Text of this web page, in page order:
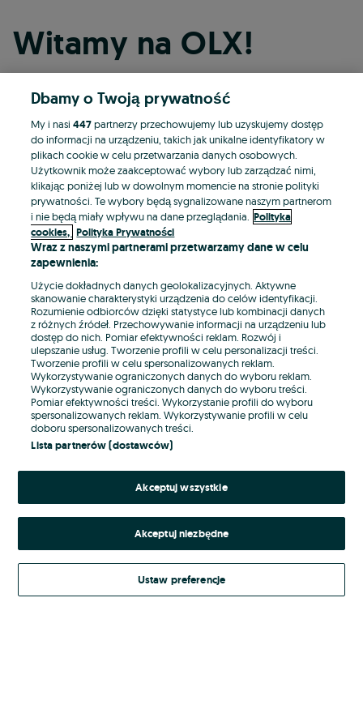
Witamy na OLX!
Kontynuuj przez Facebooka
Kontynuuj przez konto Apple
Kontynuuj przez konto Google
LUB
E-mail
Hasło
Nie pamiętasz hasła?
Zaloguj się
Kontynuując za pośrednictwem jednego z dostawców wskazanych powyżej,
Regulamin serwisuOLX.pl w jego aktualnym brzmieniu.
Dbamy o Twoją prywatność
My i nasi447partnerzy przechowujemy lub uzyskujemy dostęp
do informacji na urządzeniu, takich jak unikalne identyfikatory w
plikach cookie w celu przetwarzania danych osobowych.
Użytkownik może zaakceptować wybory lub zarządzać nimi,
klikając poniżej lub w dowolnym momencie na stronie polityki
prywatności. Te wybory będą sygnalizowane naszym partnerom
i nie będą miały wpływu na dane przeglądania. Polityka
cookies, Polityka Prywatności
Wraz z naszymi partnerami przetwarzamy dane w celu
zapewnienia:
Użycie dokładnych danych geolokalizacyjnych. Aktywne
skanowanie charakterystyki urządzenia do celów identyfikacji.
Rozumienie odbiorców dzięki statystyce lub kombinacji danych
z różnych źródeł. Przechowywanie informacji na urządzeniu lub
dostęp do nich. Pomiar efektywności reklam. Rozwój i
ulepszanie usług. Tworzenie profili w celu personalizacji treści.
Tworzenie profili w celu spersonalizowanych reklam.
Wykorzystywanie ograniczonych danych do wyboru reklam.
Wykorzystywanie ograniczonych danych do wyboru treści.
Pomiar efektywności treści. Wykorzystanie profili do wyboru
spersonalizowanych reklam. Wykorzystywanie profili w celu
doboru spersonalizowanych treści.
Lista partnerów (dostawców)
Akceptuj wszystkie
Akceptuj niezbędne
Ustaw preferencje